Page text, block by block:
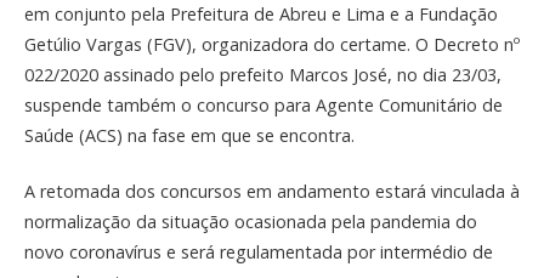
em conjunto pela Prefeitura de Abreu e Lima e a Fundação
Getúlio Vargas (FGV), organizadora do certame. O Decreto nº
022/2020 assinado pelo prefeito Marcos José, no dia 23/03,
suspende também o concurso para Agente Comunitário de
Saúde (ACS) na fase em que se encontra.
A retomada dos concursos em andamento estará vinculada à
normalização da situação ocasionada pela pandemia do
novo coronavírus e será regulamentada por intermédio de